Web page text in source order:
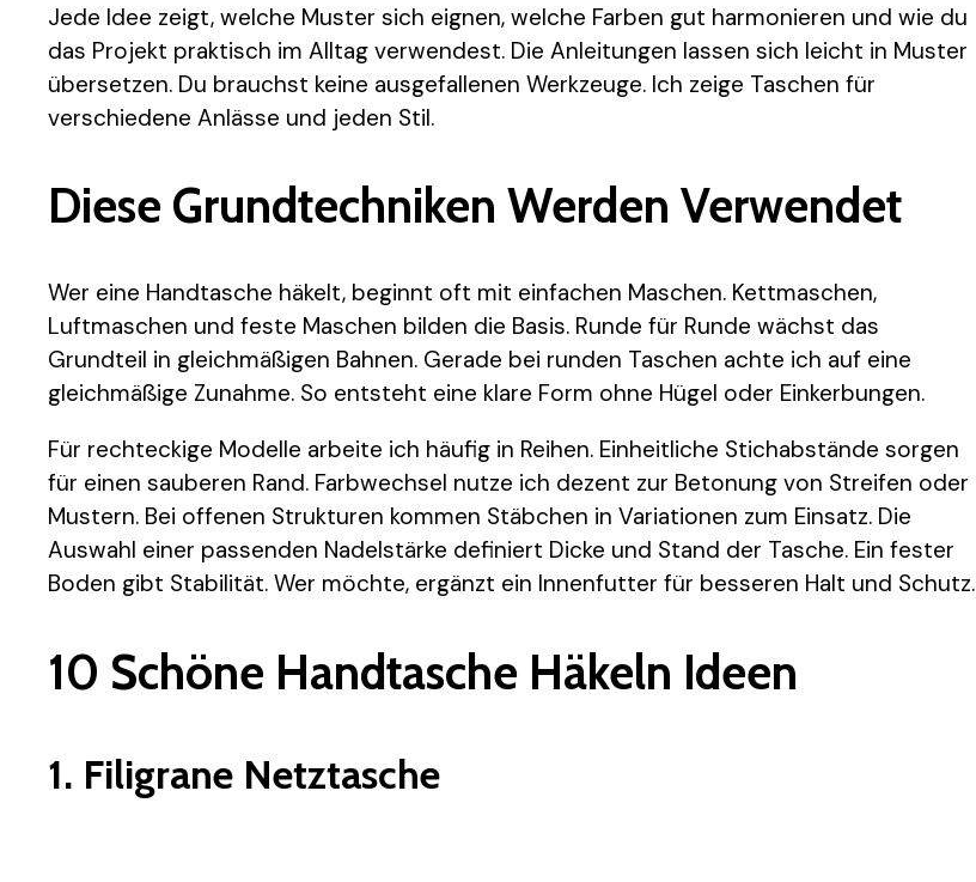
Jede Idee zeigt, welche Muster sich eignen, welche Farben gut harmonieren und wie du
das Projekt praktisch im Alltag verwendest. Die Anleitungen lassen sich leicht in Muster
übersetzen. Du brauchst keine ausgefallenen Werkzeuge. Ich zeige Taschen für
verschiedene Anlässe und jeden Stil.
Diese Grundtechniken Werden Verwendet
Wer eine Handtasche häkelt, beginnt oft mit einfachen Maschen. Kettmaschen,
Luftmaschen und feste Maschen bilden die Basis. Runde für Runde wächst das
Grundteil in gleichmäßigen Bahnen. Gerade bei runden Taschen achte ich auf eine
gleichmäßige Zunahme. So entsteht eine klare Form ohne Hügel oder Einkerbungen.
Für rechteckige Modelle arbeite ich häufig in Reihen. Einheitliche Stichabstände sorgen
für einen sauberen Rand. Farbwechsel nutze ich dezent zur Betonung von Streifen oder
Mustern. Bei offenen Strukturen kommen Stäbchen in Variationen zum Einsatz. Die
Auswahl einer passenden Nadelstärke definiert Dicke und Stand der Tasche. Ein fester
Boden gibt Stabilität. Wer möchte, ergänzt ein Innenfutter für besseren Halt und Schutz.
10 Schöne Handtasche Häkeln Ideen
1. Filigrane Netztasche